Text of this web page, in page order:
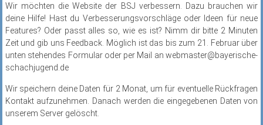
Wir möchten die Website der BSJ verbessern. Dazu brauchen wir
deine Hilfe! Hast du Verbesserungsvorschläge oder Ideen für neue
Features? Oder passt alles so, wie es ist? Nimm dir bitte 2 Minuten
Zeit und gib uns Feedback. Möglich ist das bis zum 21. Februar über
unten stehendes Formular oder per Mail an webmaster@bayerische-
schachjugend.de
Wir speichern deine Daten für 2 Monat, um für eventuelle Rückfragen
Kontakt aufzunehmen. Danach werden die eingegebenen Daten von
unserem Server gelöscht.